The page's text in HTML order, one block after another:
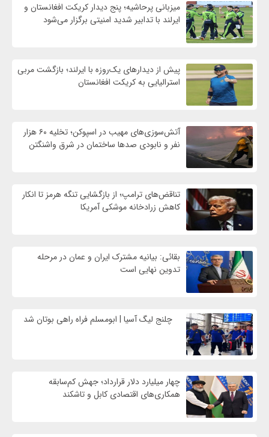
میزبانی پرحاشیه؛ پنج دیدار کریکت افغانستان و
ایرلند با تدابیر شدید امنیتی برگزار می‌شود
پیش از دیدارهای یک‌روزه با ایرلند؛ بازگشت مربی
استرالیایی به کریکت افغانستان
آتش‌سوزی‌های مهیب در اسپوکن؛ تخلیه ۶۰ هزار
نفر و نابودی صدها ساختمان در شرق واشنگتن
تناقض‌های ترامپ؛ از بازگشایی تنگه هرمز تا انکار
کاهش زرادخانه موشکی آمریکا
بقائی: بیانیه مشترک ایران و عمان در مرحله
تدوین نهایی است
چلنج لیگ آسیا | ابومسلم فراه راهی بوتان شد
چهار میلیارد دلار قرارداد؛ جهش کم‌سابقه
همکاری‌های اقتصادی کابل و تاشکند